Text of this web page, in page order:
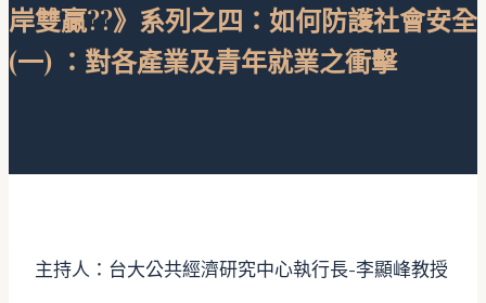
岸雙贏??》系列之四：如何防護社會安全
(一) ：對各產業及青年就業之衝擊
主持人：台大公共經濟研究中心執行長-李顯峰教授